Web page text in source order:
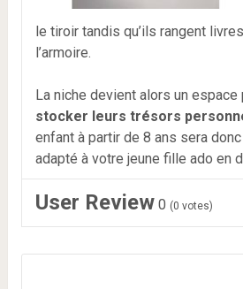
le tiroir tandis qu’ils rangent
l’armoire.
La niche devient alors un
stocker leurs trésors
enfant à partir de 8 ans sera
adapté à votre jeune fille ado en
User Review 0 (0 votes)